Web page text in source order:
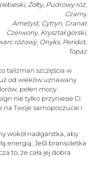
Żółty, Pudrowy róż,
Czarny
Ametyst, Cytryn, Granat
Czerwony, Kryształ górski,
różowy, Onyks, Peridot,
Topaz
talizman szczęścia w
od wieków uznawany
pełen mocy.
nie tylko przyniesie Ci
na Twoje samopoczucie i
wokół nadgarstka, aby
energią. Jeśli bransoletka
to, że cała jej dobra